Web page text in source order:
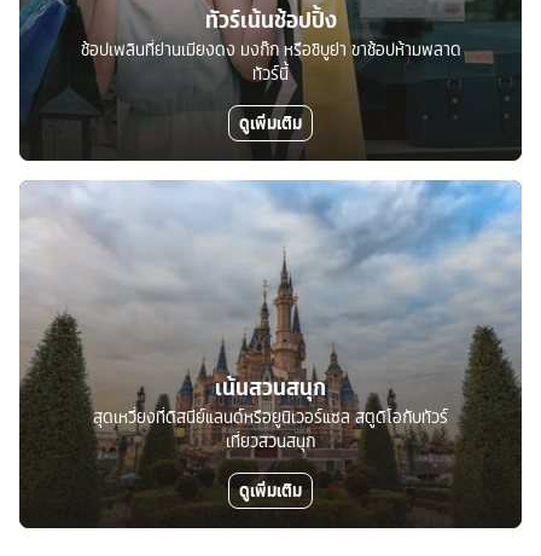
ทัวร์เน้นช้อปปิ้ง
ช้อปเพลินที่ย่านเมียงดง มงก๊ก หรือชิบูย่า ขาช้อปห้ามพลาด
ทัวร์นี้
ดูเพิ่มเติม
เน้นสวนสนุก
สุดเหวี่ยงที่ดิสนีย์แลนด์หรือยูนิเวอร์แซล สตูดิโอกับทัวร์
เที่ยวสวนสนุก
ดูเพิ่มเติม